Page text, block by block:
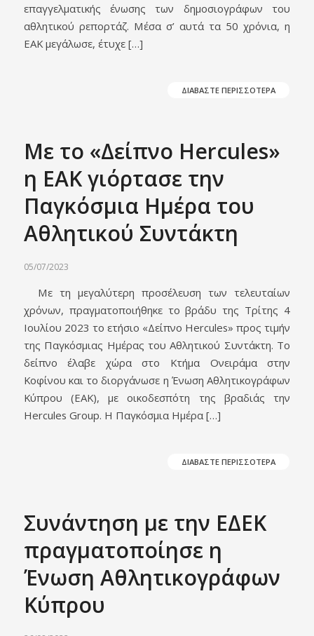
επαγγελματικής ένωσης των δημοσιογράφων του
αθλητικού ρεπορτάζ. Μέσα σ’ αυτά τα 50 χρόνια, η
ΕΑΚ μεγάλωσε, έτυχε […]
ΔΙΑΒΑΣΤΕ ΠΕΡΙΣΣΟΤΕΡΑ
Με το «Δείπνο Hercules»
η ΕΑΚ γιόρτασε την
Παγκόσμια Ημέρα του
Αθλητικού Συντάκτη
05/07/2023
Με τη μεγαλύτερη προσέλευση των τελευταίων
χρόνων, πραγματοποιήθηκε το βράδυ της Τρίτης 4
Ιουλίου 2023 το ετήσιο «Δείπνο Hercules» προς τιμήν
της Παγκόσμιας Ημέρας του Αθλητικού Συντάκτη. Το
δείπνο έλαβε χώρα στο Κτήμα Ονειράμα στην
Κοφίνου και το διοργάνωσε η Ένωση Αθλητικογράφων
Κύπρου (ΕΑΚ), με οικοδεσπότη της βραδιάς την
Hercules Group. Η Παγκόσμια Ημέρα […]
ΔΙΑΒΑΣΤΕ ΠΕΡΙΣΣΟΤΕΡΑ
Συνάντηση με την ΕΔΕΚ
πραγματοποίησε η
Ένωση Αθλητικογράφων
Κύπρου